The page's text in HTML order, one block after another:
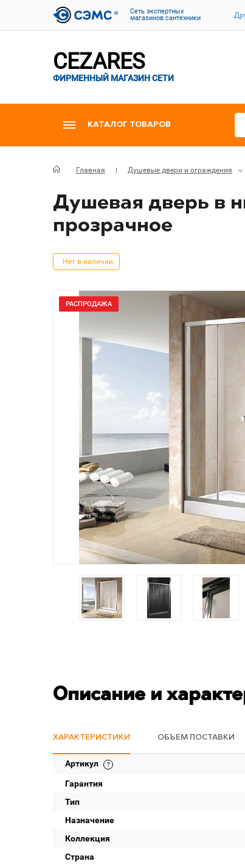
Cеть экспертных
магазинов сантехники
CEZARES
ФИРМЕННЫЙ МАГАЗИН СЕТИ
КАТАЛОГ ТОВАРОВ
Главная Душевые двери и ограждения
Душевая дверь в
прозрачное
Нет в наличии
РАСПРОДАЖА
Описание и
ХАРАКТЕРИСТИКИ ОБЪЕМ ПОСТАВКИ
Артикул
Гарантия
Тип
Назначение
Коллекция
Страна